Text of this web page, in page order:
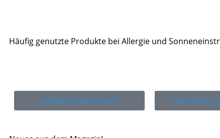
Häufig genutzte Produkte bei Allergie und
Ladival Sonnenschutz* Ladival